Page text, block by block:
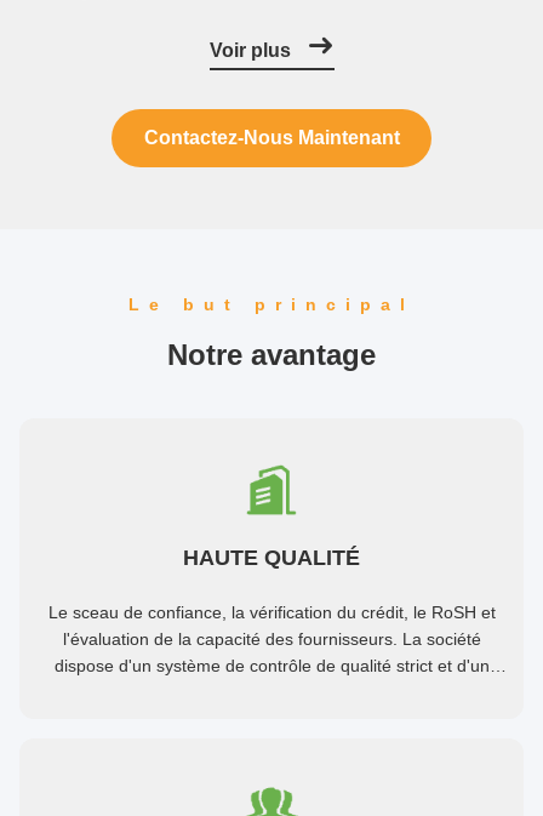
des prix compétitifs pour répondre aux différentes exigences des
...
Voir plus
Contactez-Nous Maintenant
Le but principal
Notre avantage
HAUTE QUALITÉ
Le sceau de confiance, la vérification du crédit, le RoSH et
l'évaluation de la capacité des fournisseurs. La société
dispose d'un système de contrôle de qualité strict et d'un